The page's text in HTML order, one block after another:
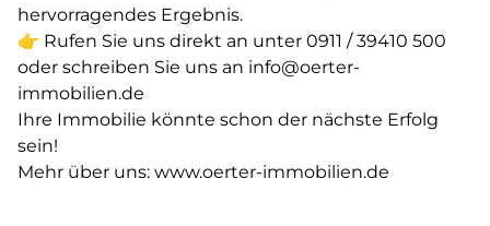
hervorragendes Ergebnis.
👉 Rufen Sie uns direkt an unter 0911 / 39410 500
oder schreiben Sie uns an info@oerter-
immobilien.de
Ihre Immobilie könnte schon der nächste Erfolg
sein!
Mehr über uns: www.oerter-immobilien.de